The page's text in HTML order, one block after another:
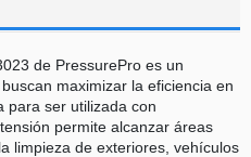
de PressurePro es un
maximizar la eficiencia en
para ser utilizada con
permite alcanzar áreas
limpieza de exteriores, vehículos